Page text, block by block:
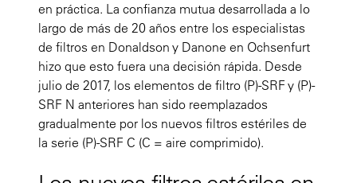
en práctica. La confianza mutua desarrollada a lo
largo de más de 20 años entre los especialistas
de filtros en Donaldson y Danone en Ochsenfurt
hizo que esto fuera una decisión rápida. Desde
julio de 2017, los elementos de filtro (P)-SRF y (P)-
SRF N anteriores han sido reemplazados
gradualmente por los nuevos filtros estériles de
la serie (P)-SRF C (C = aire comprimido).